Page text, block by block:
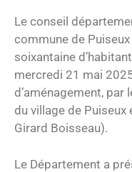
Le conseil
commune de
soixantaine
mercredi 21 mai
d’aménagement, par
du village de Puiseux
Girard Boisseau).
Le Département a